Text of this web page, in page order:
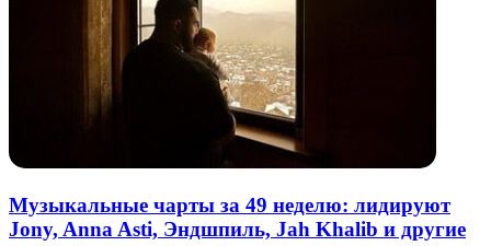
Музыкальные чарты за 49 неделю: лидируют
Jony, Anna Asti, Эндшпиль, Jah Khalib и другие